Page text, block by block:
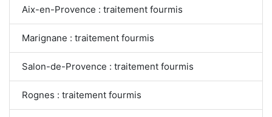
Aix-en-Provence : traitement fourmis
Marignane : traitement fourmis
Salon-de-Provence : traitement fourmis
Rognes : traitement fourmis